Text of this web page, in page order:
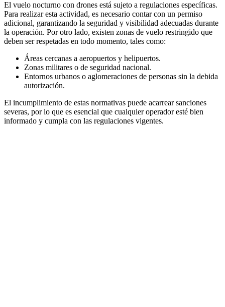
El vuelo nocturno con drones está sujeto a regulaciones específicas.
Para realizar esta actividad, es necesario contar con un permiso
adicional, garantizando la seguridad y visibilidad adecuadas durante
la operación. Por otro lado, existen zonas de vuelo restringido que
deben ser respetadas en todo momento, tales como:
Áreas cercanas a aeropuertos y helipuertos.
Zonas militares o de seguridad nacional.
Entornos urbanos o aglomeraciones de personas sin la debida
autorización.
El incumplimiento de estas normativas puede acarrear sanciones
severas, por lo que es esencial que cualquier operador esté bien
informado y cumpla con las regulaciones vigentes.